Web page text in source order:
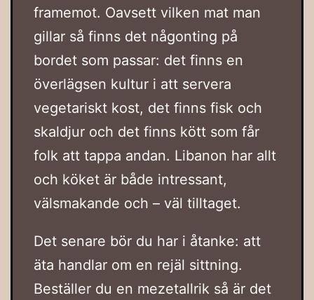
framemot. Oavsett vilken mat man
gillar så finns det någonting på
bordet som passar: det finns en
överlägsen kultur i att servera
vegetariskt kost, det finns fisk och
skaldjur och det finns kött som får
folk att tappa andan. Libanon har allt
och köket är både intressant,
välsmakande och – väl tilltaget.
Det senare bör du har i åtanke: att
äta handlar om en rejäl sittning.
Beställer du en mezetallrik så är det